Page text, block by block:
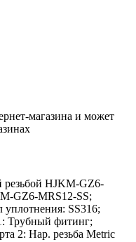
магазина и может
HJKM-GZ6-
GZ6-MRS12-SS;
уплотнения: SS316;
Трубный фитинг;
2: Нар. резьба Metric